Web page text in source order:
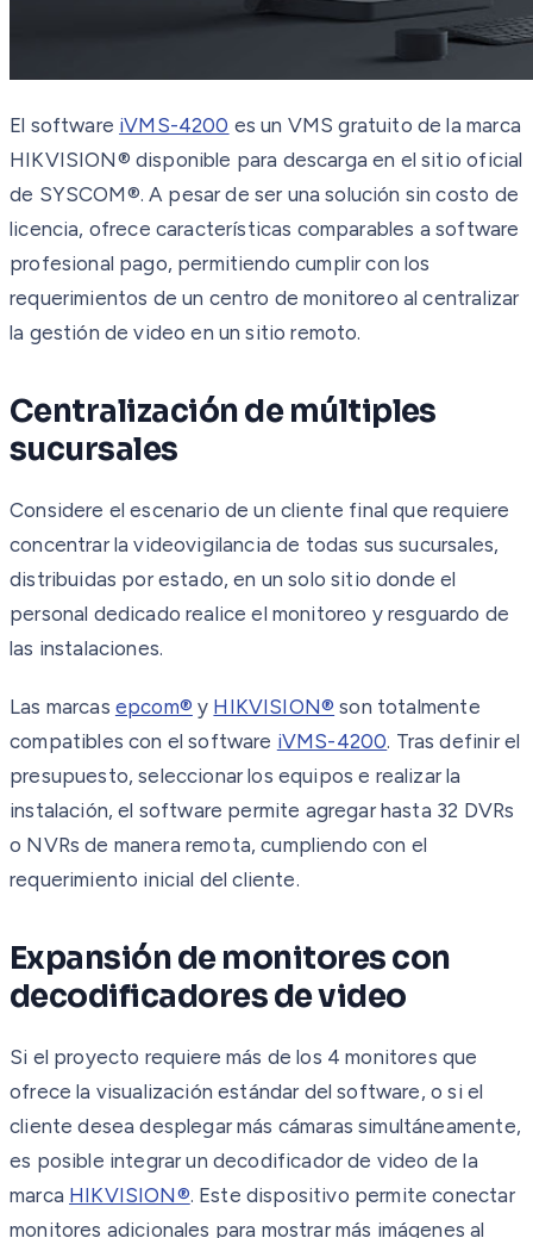
El software iVMS-4200 es un VMS gratuito de la marca
HIKVISION® disponible para descarga en el sitio oficial
de SYSCOM®. A pesar de ser una solución sin costo de
licencia, ofrece características comparables a software
profesional pago, permitiendo cumplir con los
requerimientos de un centro de monitoreo al centralizar
la gestión de video en un sitio remoto.
Centralización de múltiples
sucursales
Considere el escenario de un cliente final que requiere
concentrar la videovigilancia de todas sus sucursales,
distribuidas por estado, en un solo sitio donde el
personal dedicado realice el monitoreo y resguardo de
las instalaciones.
Las marcas epcom® y HIKVISION® son totalmente
compatibles con el software iVMS-4200. Tras definir el
presupuesto, seleccionar los equipos e realizar la
instalación, el software permite agregar hasta 32 DVRs
o NVRs de manera remota, cumpliendo con el
requerimiento inicial del cliente.
Expansión de monitores con
decodificadores de video
Si el proyecto requiere más de los 4 monitores que
ofrece la visualización estándar del software, o si el
cliente desea desplegar más cámaras simultáneamente,
es posible integrar un decodificador de video de la
marca HIKVISION®. Este dispositivo permite conectar
monitores adicionales para mostrar más imágenes al